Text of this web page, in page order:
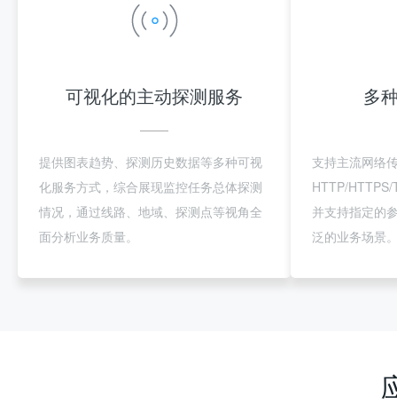
可视化的主动探测服务
提供图表趋势、探测历史数据等多种可视
化服务方式，综合展现监控任务总体探测
情况，通过线路、地域、探测点等视角全
面分析业务质量。
多
支持主流网络
HTTP/HTTPS/
并支持指定的
泛的业务场景